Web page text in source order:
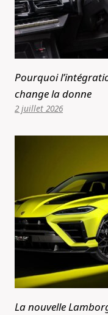
Pourquoi
change la donne
2 juillet 2026
La nouvelle